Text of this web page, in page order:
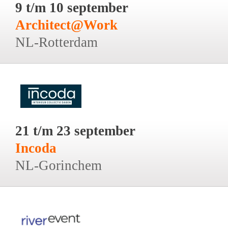
9 t/m 10 september
Architect@Work
NL-Rotterdam
21 t/m 23 september
Incoda
NL-Gorinchem